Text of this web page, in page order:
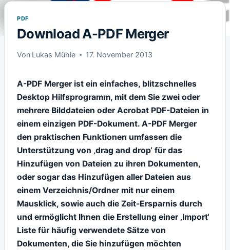
PDF
Download A-PDF Merger
Von Lukas Mühle 17. November 2013
A-PDF Merger ist ein einfaches, blitzschnelles
Desktop Hilfsprogramm, mit dem Sie zwei oder
mehrere Bilddateien oder Acrobat PDF-Dateien in
einem einzigen PDF-Dokument. A-PDF Merger
den praktischen Funktionen umfassen die
Unterstützung von ‚drag and drop‘ für das
Hinzufügen von Dateien zu ihren Dokumenten,
oder sogar das Hinzufügen aller Dateien aus
einem Verzeichnis/Ordner mit nur einem
Mausklick, sowie auch die Zeit-Ersparnis durch
und ermöglicht Ihnen die Erstellung einer ‚Import‘
Liste für häufig verwendete Sätze von
Dokumenten, die Sie hinzufügen möchten